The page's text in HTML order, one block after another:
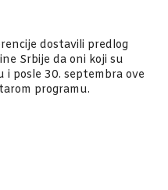
dostavili predlog
Srbije da oni koji su
posle 30. septembra ove
programu.